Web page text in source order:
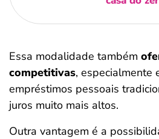
Essa modalidade também
competitivas, especialmente
empréstimos pessoais
juros muito mais altos.
Outra vantagem é a